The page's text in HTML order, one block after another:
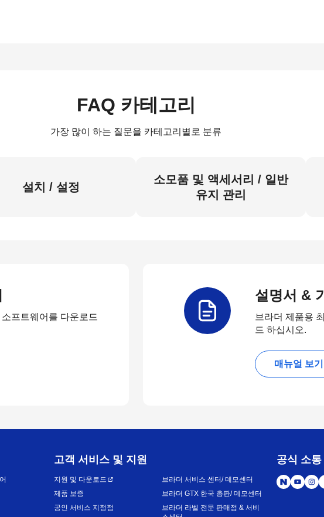
FAQ 카테고리
가장 많이 하는 질문을 카테고리별로 분류
설치 / 설정
소모품 및 액세서리 / 일반
유지 관리
프트웨어를 다운로드
설명서 &
브라더 제품용
드 하십시오.
매뉴얼 보기
고객 서비스 및 지원
지원 및 다운로드
제품 보증
공인 서비스 지정점
브라더 서비스 센터/ 데모센터
브라더 GTX 한국 총판/ 데모센터
브라더 라벨 전문 판매점 & 서비
공식 소통